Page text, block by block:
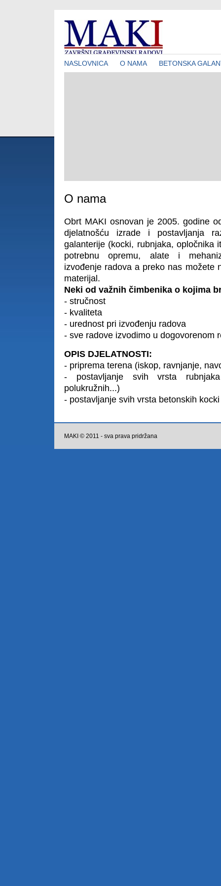
NASLOVNICA O NAMA BETONSKA
O nama
Obrt MAKI osnovan je 2005. godine
djelatnošću izrade i postavljanja
galanterije (kocki, rubnjaka, opločnika
potrebnu opremu, alate i
izvođenje radova a preko nas možete
materijal.
Neki od važnih čimbenika o kojima
- stručnost
- kvaliteta
- urednost pri izvođenju radova
- sve radove izvodimo u dogovorenom
OPIS DJELATNOSTI:
- priprema terena (iskop, ravnjanje,
- postavljanje svih vrsta
polukružnih...)
- postavljanje svih vrsta betonskih kocki
MAKI © 2011 - sva prava pridržana